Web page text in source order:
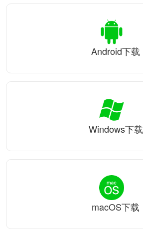
Android下载
Windows下载
macOS下载